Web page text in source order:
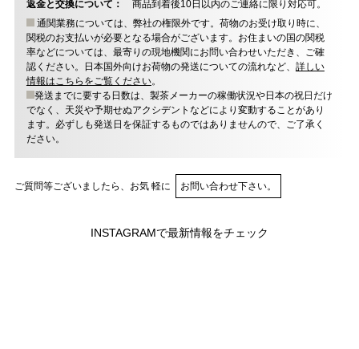
返金と交換について：
商品到着後10日以内のご連絡に限り対応可。
通関業務については、弊社の権限外です。荷物のお受け取り時に、
関税のお支払いが必要となる場合がございます。お住まいの国の関税
率などについては、最寄りの現地機関にお問い合わせいただき、ご確
認ください。日本国外向けお荷物の発送についての流れなど、 詳しい
情報はこちらをご覧ください。
発送までに要する日数は、製茶メーカーの稼働状況や日本の祝日だけ
でなく、天災や予期せぬアクシデントなどにより変動することがあり
ます。必ずしも発送日を保証するものではありませんので、ご了承く
ださい。
ご質問等ございましたら、お気 軽に お問い合わせ下さい。
INSTAGRAMで最新情報をチェック